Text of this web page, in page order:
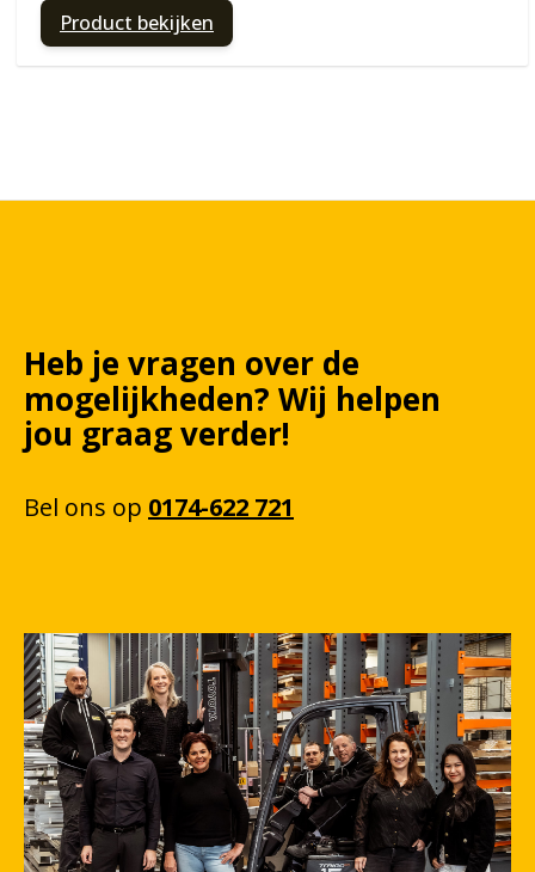
Product bekijken
Heb je vragen over de
mogelijkheden? Wij helpen
jou graag verder!
Bel ons op 0174-622 721